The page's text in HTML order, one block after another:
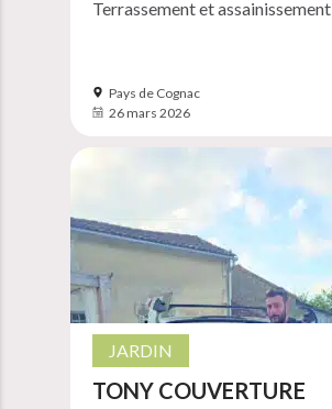
Terrassement et assainissement
Pays de Cognac
26 mars 2026
JARDIN
TONY COUVERTURE